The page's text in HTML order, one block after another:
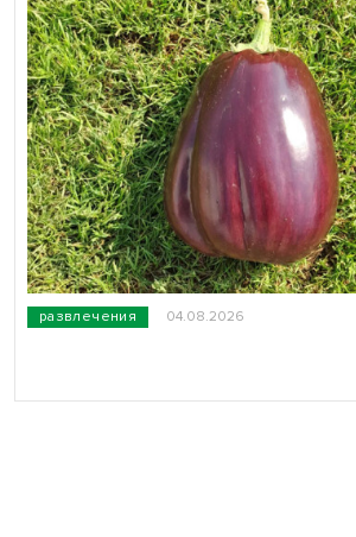
развлечения 04.08.2026